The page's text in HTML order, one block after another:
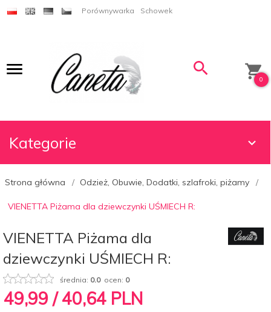
Porównywarka Schowek
0
Kategorie
Strona główna Odzież, Obuwie, Dodatki, szlafroki, piżamy
VIENETTA Piżama dla dziewczynki UŚMIECH R:
VIENETTA Piżama dla
dziewczynki UŚMIECH R:
średnia: 0.0ocen: 0
49,99 / 40,64 PLN